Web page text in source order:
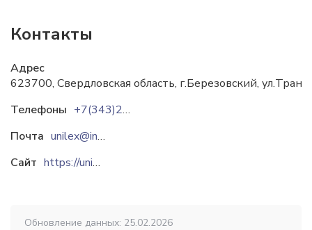
Контакты
Адрес
623700, Свердловская область, г.Березовский,
Телефоны
+7(343)239-44-00
Почта
unilex@indexmail.ru
Сайт
https://unilex-pro.ru
Обновление данных: 25.02.2026